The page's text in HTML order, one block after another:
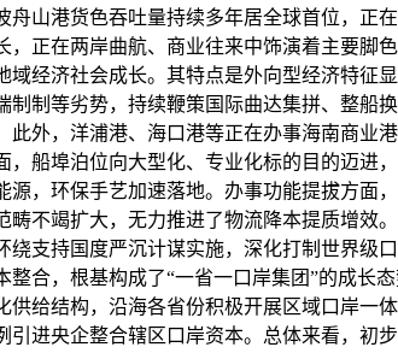
山港货色吞吐量持续多年居全球首位，正
正在两岸曲航、商业往来中饰演着主要脚
经济社会成长。其特点是外向型经济特征
制等劣势，持续鞭策国际曲达集拼、整船
外，洋浦港、海口港等正在办事海南商业
船埠泊位向大型化、专业化标的目的迈进
，环保手艺加速落地。办事功能提拔方面
不竭扩大，无力推进了物流降本提质增效
支持国度严沉计谋实施，深化打制世界级
合，根基构成了“一省一口岸集团”的成长
给结构，沿海各省份积极开展区域口岸一
进央企整合辖区口岸资本。总体来看，初